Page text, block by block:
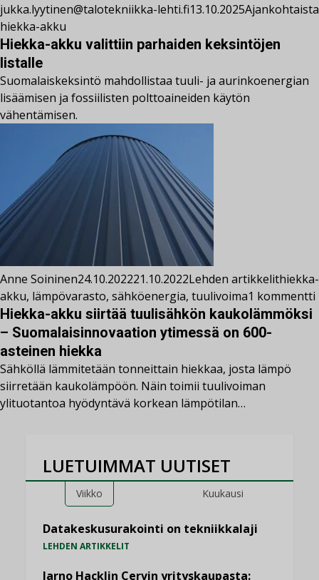
jukka.lyytinen@talotekniikka-lehti.fi13.10.2025Ajankohtaista
hiekka-akku
Hiekka-akku valittiin parhaiden keksintöjen
listalle
Suomalaiskeksintö mahdollistaa tuuli- ja aurinkoenergian
lisäämisen ja fossiilisten polttoaineiden käytön
vähentämisen.
Anne Soininen24.10.202221.10.2022Lehden artikkelithiekka-
akku, lämpövarasto, sähköenergia, tuulivoima1 kommentti
Hiekka-akku siirtää tuulisähkön kaukolämmöksi
– Suomalaisinnovaation ytimessä on 600-
asteinen hiekka
Sähköllä lämmitetään tonneittain hiekkaa, josta lämpö
siirretään kaukolämpöön. Näin toimii tuulivoiman
ylituotantoa hyödyntävä korkean lämpötilan…
LUETUIMMAT UUTISET
Viikko Kuukausi
Datakeskusurakointi on tekniikkalaji
LEHDEN ARTIKKELIT
Jarno Hacklin Cervin yrityskaupasta: